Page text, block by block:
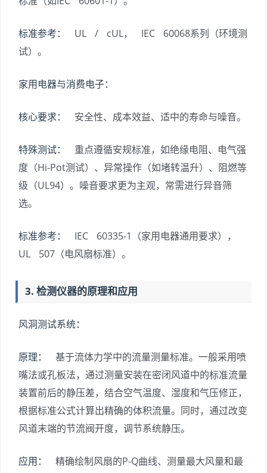
标准参考：
UL / cUL， IEC 60068系列（环境测
试）。
家用电器与消费电子：
核心要求： 安全性、成本效益、适中的寿命与噪音。
特殊测试：
重点遵循安规标准，如绝缘电阻、电气强
度（Hi-Pot测试）、异常操作（如堵转温升）、阻燃等
级（UL94）。噪音要求更为主观，常需进行异音筛
选。
标准参考：
IEC 60335-1（家用电器通用要求），
UL 507（电风扇标准）。
3. 检测仪器的原理和应用
风洞测试系统：
原理：
基于流体力学中的流量测量标准。一般采用喷
嘴法或孔板法，通过测量安装在密闭风道中的标准流量
装置前后的静压差，结合空气温度、湿度和气压修正，
根据标准公式计算出精确的体积流量。同时，通过改变
风道末端的节流阀开度，调节系统静压。
应用：
精确绘制风扇的P-Q曲线、测量最大风量和最